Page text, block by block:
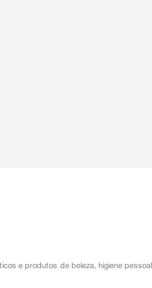
e produtos de beleza, higiene pessoal